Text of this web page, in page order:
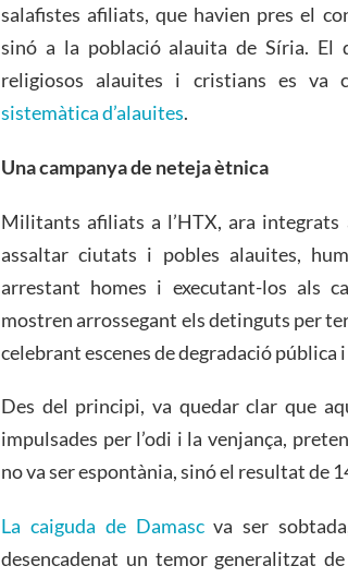
salafistes afiliats, que havien pres el
sinó a la població alauita de Síria. El
religiosos alauites i cristians es va
sistemàtica d’alauites.
Una campanya de neteja ètnica
Militants afiliats a l’HTX, ara integrats
assaltar ciutats i pobles alauites,
arrestant homes i executant-los als
mostren arrossegant els detinguts per
celebrant escenes de degradació pública
Des del principi, va quedar clar que
impulsades per l’odi i la venjança,
no va ser espontània, sinó el resultat de
La caiguda de Damascva ser
desencadenat un temor generalitzat